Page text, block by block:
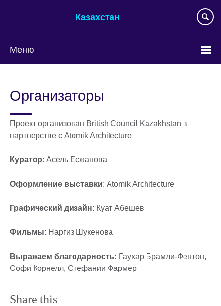
Казахстан
Меню
Организаторы
Проект организован British Council Kazakhstan в
партнерстве с Atomik Architecture
Куратор: Асель Есжанова
Оформление выставки: Atomik Architecture
Графический дизайн: Куат Абешев
Фильмы: Наргиз Шукенова
Выражаем благодарность: Гаухар Брамли-Фентон,
Софи Корнелл, Стефании Фармер
Share this